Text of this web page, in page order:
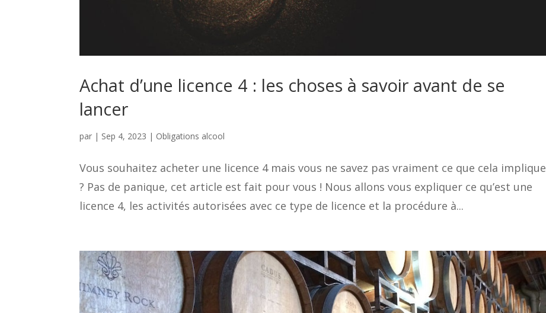
Achat d’une licence 4 : les choses à savoir avant de se
lancer
par | Sep 4, 2023 | Obligations alcool
Vous souhaitez acheter une licence 4 mais vous ne savez pas vraiment ce que cela implique
? Pas de panique, cet article est fait pour vous ! Nous allons vous expliquer ce qu’est une
licence 4, les activités autorisées avec ce type de licence et la procédure à...